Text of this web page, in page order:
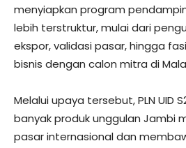
menyiapkan program
lebih terstruktur, mulai dari
ekspor, validasi pasar, hingga
bisnis dengan calon mitra di
Melalui upaya tersebut, PLN UID
banyak produk unggulan Jambi
pasar internasional dan